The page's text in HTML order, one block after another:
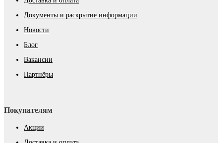
Документы и раскрытие информации
Новости
Блог
Вакансии
Партнёры
Покупателям
Акции